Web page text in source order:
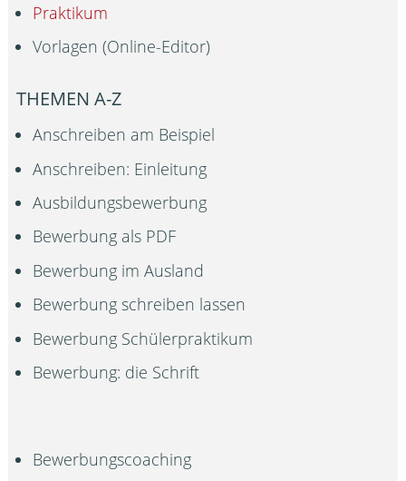
Praktikum
Vorlagen (Online-Editor)
THEMEN A-Z
Anschreiben am Beispiel
Anschreiben: Einleitung
Ausbildungsbewerbung
Bewerbung als PDF
Bewerbung im Ausland
Bewerbung schreiben lassen
Bewerbung Schülerpraktikum
Bewerbung: die Schrift
Bewerbungscoaching